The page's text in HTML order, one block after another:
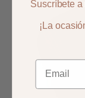
Suscríbete
¡La